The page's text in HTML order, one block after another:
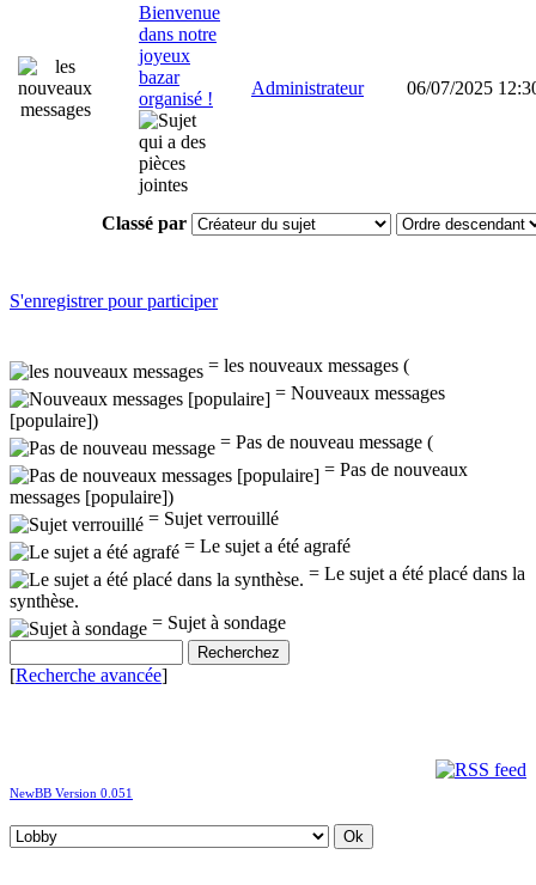
Bienvenue
dans notre
joyeux
bazar
organisé !
Administrateur 06/07/2025
Classé par
S'enregistrer pour participer
= les nouveaux messages (
= Nouveaux messages
[populaire])
= Pas de nouveau message (
= Pas de nouveaux
messages [populaire])
= Sujet verrouillé
= Le sujet a été agrafé
= Le sujet a été placé dans la
synthèse.
= Sujet à sondage
[Recherche avancée]
NewBB Version 0.051